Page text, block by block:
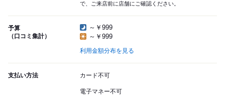
で、ご来店前に店舗にご確認ください。
予算
（口コミ集計）
～￥999
～￥999
利用金額分布を見る
支払い方法 カード不可
電子マネー不可